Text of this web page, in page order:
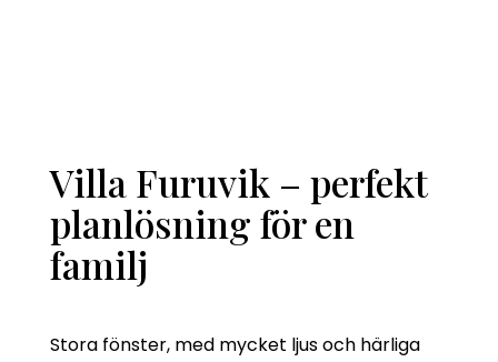
Villa Furuvik – perfekt
planlösning för en
familj
Stora fönster, med mycket ljus och härliga